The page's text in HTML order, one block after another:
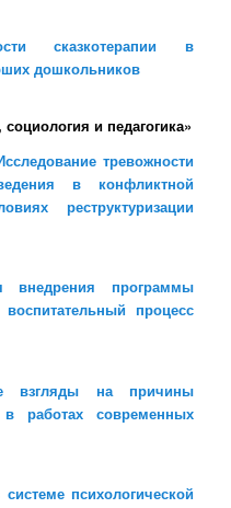
сказкотерапии в
дошкольников
и педагогика»
тревожности
в конфликтной
реструктуризации
внедрения программы
процесс
взгляды на причины
в работах современных
психологической